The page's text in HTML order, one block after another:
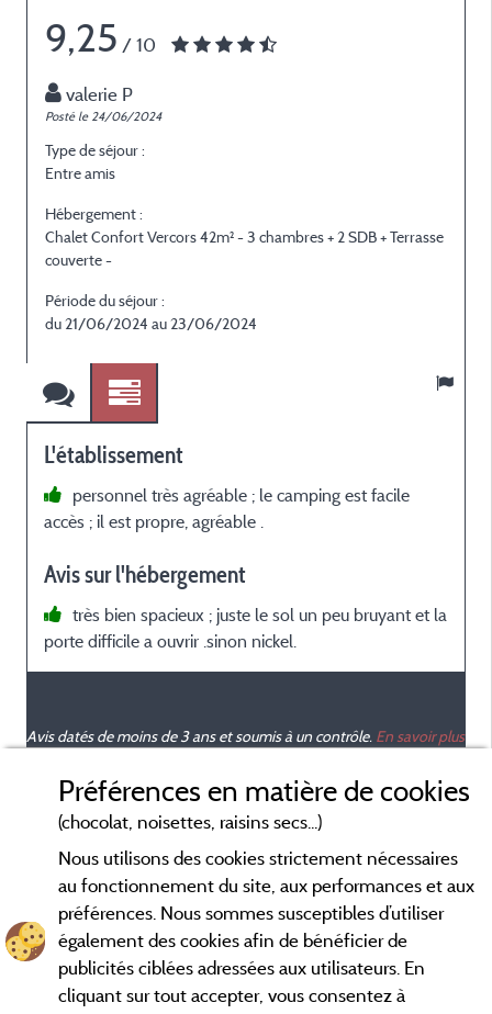
9,25 / 10
valerie P
Posté le 24/06/2024
Type de séjour :
Entre amis
Hébergement :
Chalet Confort Vercors 42m² - 3 chambres + 2 SDB + Terrasse
couverte -
Période du séjour :
du 21/06/2024 au 23/06/2024
L'établissement
personnel très agréable ; le camping est facile
accès ; il est propre, agréable .
Avis sur l'hébergement
très bien spacieux ; juste le sol un peu bruyant et la
porte difficile a ouvrir .sinon nickel.
Avis datés de moins de 3 ans et soumis à un contrôle. En savoir plus
Préférences en matière de cookies
(chocolat, noisettes, raisins secs...)
Nous utilisons des cookies strictement nécessaires
au fonctionnement du site, aux performances et aux
préférences. Nous sommes susceptibles d’utiliser
également des cookies afin de bénéficier de
publicités ciblées adressées aux utilisateurs. En
cliquant sur tout accepter, vous consentez à